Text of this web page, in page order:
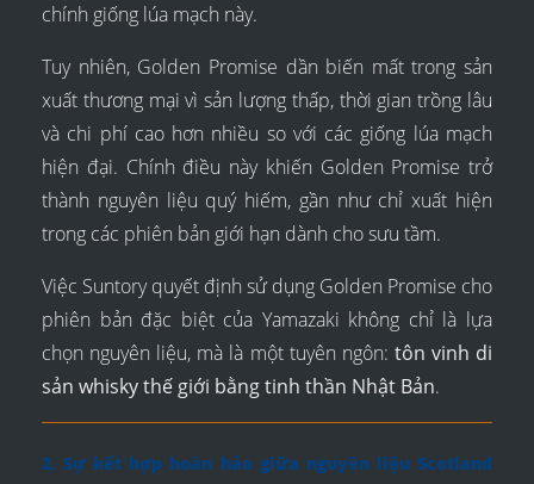
chính giống lúa mạch này.
Tuy nhiên, Golden Promise dần biến mất trong sản
xuất thương mại vì sản lượng thấp, thời gian trồng lâu
và chi phí cao hơn nhiều so với các giống lúa mạch
hiện đại. Chính điều này khiến Golden Promise trở
thành nguyên liệu quý hiếm, gần như chỉ xuất hiện
trong các phiên bản giới hạn dành cho sưu tầm.
Việc Suntory quyết định sử dụng Golden Promise cho
phiên bản đặc biệt của Yamazaki không chỉ là lựa
chọn nguyên liệu, mà là một tuyên ngôn: tôn vinh di
sản whisky thế giới bằng tinh thần Nhật Bản.
2. Sự kết hợp hoàn hảo giữa nguyên liệu Scotland